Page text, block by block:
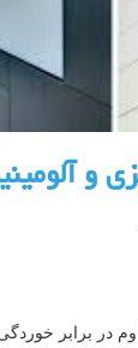
و
در برابر